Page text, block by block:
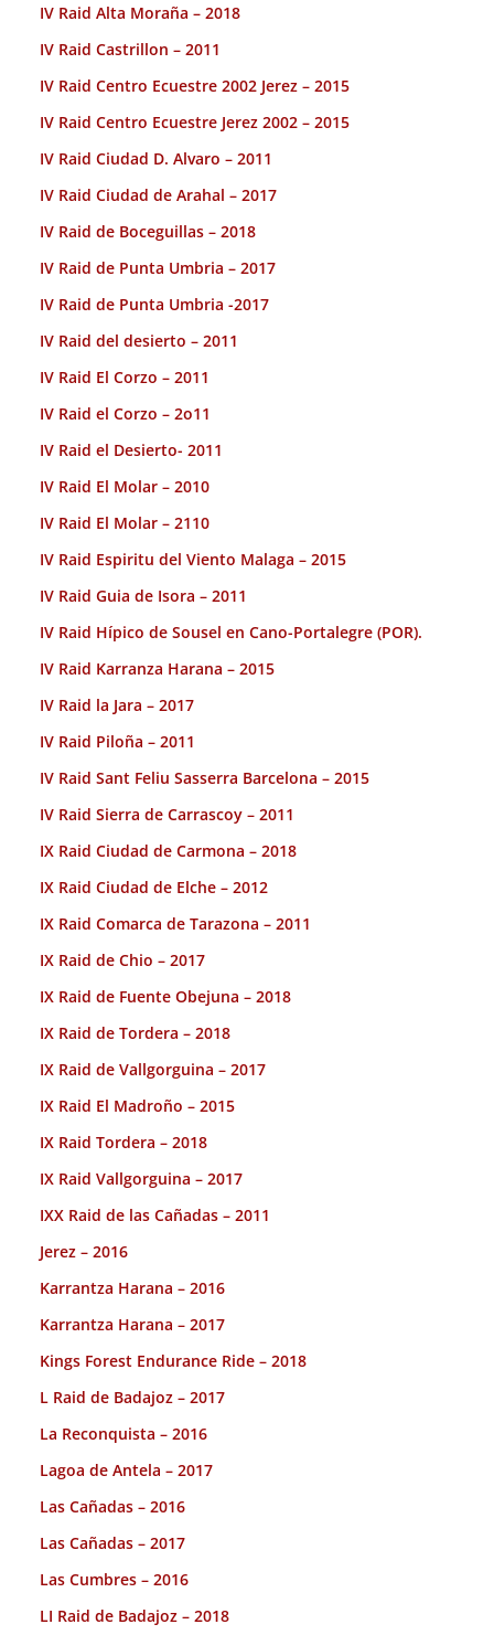
IV Raid Alta Moraña – 2018
IV Raid Castrillon – 2011
IV Raid Centro Ecuestre 2002 Jerez – 2015
IV Raid Centro Ecuestre Jerez 2002 – 2015
IV Raid Ciudad D. Alvaro – 2011
IV Raid Ciudad de Arahal – 2017
IV Raid de Boceguillas – 2018
IV Raid de Punta Umbria – 2017
IV Raid de Punta Umbria -2017
IV Raid del desierto – 2011
IV Raid El Corzo – 2011
IV Raid el Corzo – 2o11
IV Raid el Desierto- 2011
IV Raid El Molar – 2010
IV Raid El Molar – 2110
IV Raid Espiritu del Viento Malaga – 2015
IV Raid Guia de Isora – 2011
IV Raid Hípico de Sousel en Cano-Portalegre (POR).
IV Raid Karranza Harana – 2015
IV Raid la Jara – 2017
IV Raid Piloña – 2011
IV Raid Sant Feliu Sasserra Barcelona – 2015
IV Raid Sierra de Carrascoy – 2011
IX Raid Ciudad de Carmona – 2018
IX Raid Ciudad de Elche – 2012
IX Raid Comarca de Tarazona – 2011
IX Raid de Chio – 2017
IX Raid de Fuente Obejuna – 2018
IX Raid de Tordera – 2018
IX Raid de Vallgorguina – 2017
IX Raid El Madroño – 2015
IX Raid Tordera – 2018
IX Raid Vallgorguina – 2017
IXX Raid de las Cañadas – 2011
Jerez – 2016
Karrantza Harana – 2016
Karrantza Harana – 2017
Kings Forest Endurance Ride – 2018
L Raid de Badajoz – 2017
La Reconquista – 2016
Lagoa de Antela – 2017
Las Cañadas – 2016
Las Cañadas – 2017
Las Cumbres – 2016
LI Raid de Badajoz – 2018